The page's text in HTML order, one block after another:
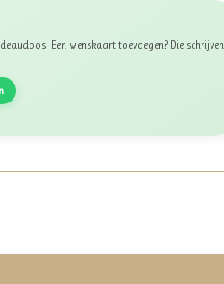
Een wenskaart toevoegen? Die schrijven